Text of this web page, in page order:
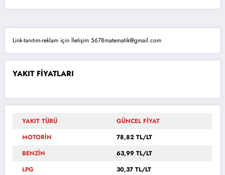
Link-tanıtım-reklam için İletişim 5678matematik@gmail.com
YAKIT FİYATLARI
YAKIT TÜRÜ
GÜNCEL FİYAT
MOTORİN
78,82 TL/LT
BENZİN
63,99 TL/LT
LPG
30,37 TL/LT